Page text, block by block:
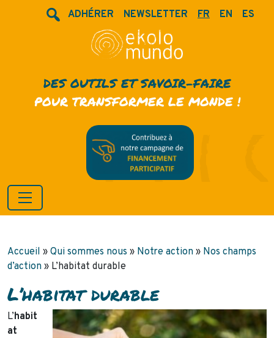
ADHÉRER NEWSLETTER FR EN ES
DES OUTILS ET SAVOIR-FAIRE
POUR TRANSFORMER LE MONDE !
Accueil » Qui sommes nous » Notre action » Nos champs
d’action » L’habitat durable
L’habitat durable
L’habit
at